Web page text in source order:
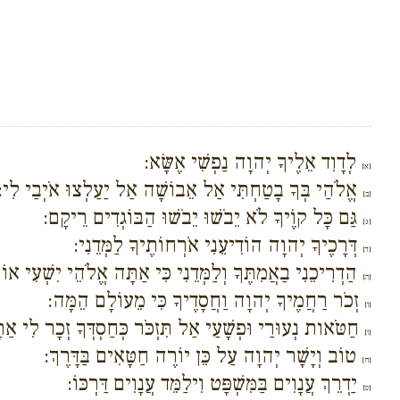
{א} לְדָוִד אֵלֶיךָ יְהוָה נַפְשִׁי אֶשָּׂא:
{ב} אֱלֹהַי בְּךָ בָטַחְתִּי אַל אֵבוֹשָׁה אַל יַעַלְצוּ אֹיְבַי לִי:
{ג} גַּם כָּל קוֶֹיךָ לֹא יֵבֹשׁוּ יֵבֹשׁוּ הַבּוֹגְדִים רֵיקָם:
{ד} דְּרָכֶיךָ יְהוָה הוֹדִיעֵנִי אֹרְחוֹתֶיךָ לַמְּדֵנִי:
{ה} הַדְרִיכֵנִי בַאֲמִתֶּךָ וְלַמְּדֵנִי כִּי אַתָּה אֱלֹהֵי יִשְׁעִי
{ו} זְכֹר רַחֲמֶיךָ יְהוָה וַחֲסָדֶיךָ כִּי מֵעוֹלָם הֵמָּה:
{ז} חַטֹּאות נְעוּרַי וּפְשָׁעַי אַל תִּזְכֹּר כְּחַסְדְּךָ זְכָר לִי
{ח} טוֹב וְיָשָׁר יְהוָה עַל כֵּן יוֹרֶה חַטָּאִים בַּדָּרֶךְ:
{ט} יַדְרֵךְ עֲנָוִים בַּמִּשְׁפָּט וִילַמֵּד עֲנָוִים דַּרְכּוֹ: